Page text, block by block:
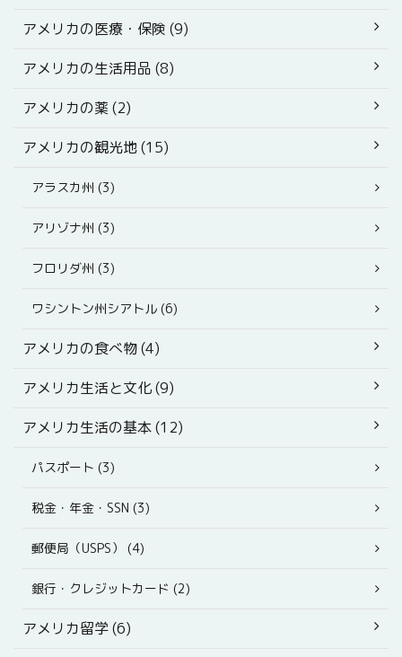
アメリカの医療・保険 (9)
アメリカの生活用品 (8)
アメリカの薬 (2)
アメリカの観光地 (15)
アラスカ州 (3)
アリゾナ州 (3)
フロリダ州 (3)
ワシントン州シアトル (6)
アメリカの食べ物 (4)
アメリカ生活と文化 (9)
アメリカ生活の基本 (12)
パスポート (3)
税金・年金・SSN (3)
郵便局（USPS） (4)
銀行・クレジットカード (2)
アメリカ留学 (6)